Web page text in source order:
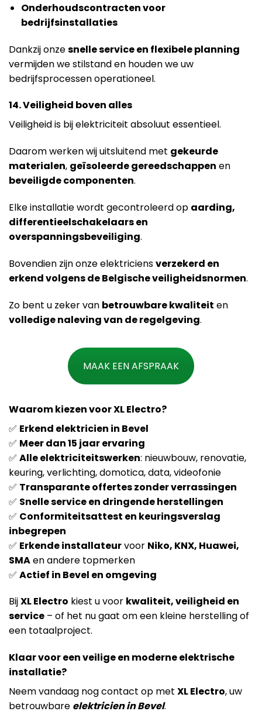
Onderhoudscontracten voor
bedrijfsinstallaties
Dankzij onzesnelle service en flexibele planning
vermijden we stilstand en houden we uw
bedrijfsprocessen operationeel.
14. Veiligheid boven alles
Veiligheid is bij elektriciteit absoluut essentieel.
Daarom werken wij uitsluitend met gekeurde
materialen, geïsoleerde gereedschappen en
beveiligde componenten.
Elke installatie wordt gecontroleerd op aarding,
differentieelschakelaars en
overspanningsbeveiliging.
Bovendien zijn onze elektriciensverzekerd en
erkend volgens de Belgische veiligheidsnormen.
Zo bent u zeker van betrouwbare kwaliteit en
volledige naleving van de regelgeving.
MAAK EEN AFSPRAAK
Waarom kiezen voor XL Electro?
✅ Erkend elektricien in Bevel
✅ Meer dan 15 jaar ervaring
✅ Alle elektriciteitswerken: nieuwbouw, renovatie,
keuring, verlichting, domotica, data, videofonie
✅ Transparante offertes zonder verrassingen
✅ Snelle service en dringende herstellingen
✅ Conformiteitsattest en keuringsverslag
inbegrepen
✅ Erkende installateurvoor Niko, KNX, Huawei,
SMAen andere topmerken
✅ Actief in Bevel en omgeving
BijXL Electro kiest u voor kwaliteit, veiligheid en
service – of het nu gaat om een kleine herstelling of
een totaalproject.
Klaar voor een veilige en moderne elektrische
installatie?
Neem vandaag nog contact op met XL Electro, uw
betrouwbare elektricien in Bevel.